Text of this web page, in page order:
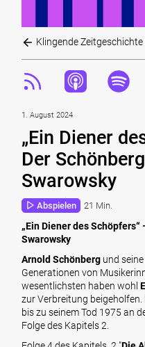
Klingende Zeitgeschichte
1. August 2024
„Ein Diener
Der
Swarowsky
Abspielen 21 Min.
„Ein Diener des
Swarowsky
Arnold Schönberg und
Generationen von
wesentlichsten haben wohl
zur Verbreitung
bis zu seinem Tod 1975 an
Folge des Kapitels 2.